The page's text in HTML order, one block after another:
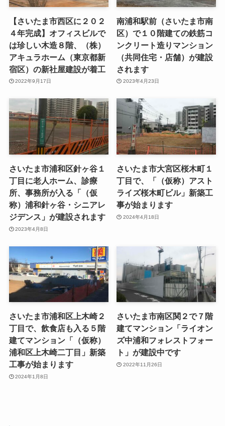
【さいたま市西区に２０２
４年完成】オフィスビルで
は珍しい木造８階、（株）
アキュラホーム（東京都新
宿区）の新社屋建設が着工
2022年9月17日
南浦和駅前（さいたま市南
区）で１０階建ての鉄筋コ
ンクリート造りマンション
（共同住宅・店舗）が建設
されます
2023年4月23日
さいたま市浦和区針ヶ谷１
丁目に老人ホーム、診療
所、事務所が入る「（仮
称）浦和針ヶ谷・シニアレ
ジデンス」が建設されます
2023年4月8日
さいたま市大宮区桜木町１
丁目で、「（仮称）アスト
ライズ桜木町ビル」新築工
事が始まります
2024年4月18日
さいたま市浦和区上木崎２
丁目で、飲食店も入る５階
建てマンション「（仮称）
浦和区上木崎二丁目」新築
工事が始まります
2024年1月8日
さいたま市南区関２で７階
建てマンション「ライオン
ズ中浦和フォレストフォー
ト」が建設中です
2022年11月26日